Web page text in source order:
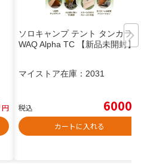
円
ソロキャンプ テント タンカラー
WAQ Alpha TC 【新品未開封】
マイストア在庫： 2031
税込 6000
カートに入れる